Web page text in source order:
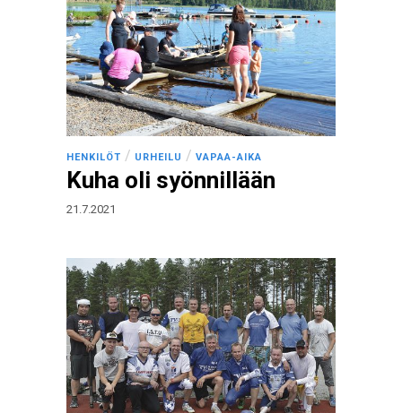
HENKILÖT / URHEILU / VAPAA-AIKA
Kuha oli syönnillään
21.7.2021